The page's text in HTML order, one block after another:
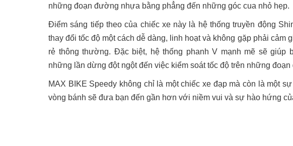
những đoạn đường nhựa bằng phẳng đến những góc cua nhỏ hẹp.
Điểm sáng tiếp theo của chiếc xe này là hệ thống truyền động
thay đổi tốc độ một cách dễ dàng, linh hoạt và không gặp phải cảm
rẻ thông thường. Đặc biệt, hệ thống phanh V mạnh mẽ sẽ giúp
những lần dừng đột ngột đến việc kiểm soát tốc độ trên những đoạn
MAX BIKE Speedy không chỉ là một chiếc xe đạp mà còn là một
vòng bánh sẽ đưa bạn đến gần hơn với niềm vui và sự hào hứng